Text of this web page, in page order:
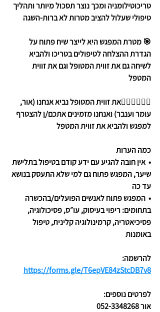
טריכוטילומניה ומכך נוצר תסכול מיותר ותהליך
טיפולי שעלול להציב מטרות לא ברות-השגה
🎯 מטרת המפגש היא לייצר שיח פתוח על
הגדרת ההצלחה לטיפולים בטריכו ולהביא
לשיחה גם את זווית המטופל וגם את זווית
המטפל
🙋🏻‍♂️🙋🏻‍♀️את זווית המטופל נביא אנחנו (אור,
עומר וענבר) ואנחנו מזמינים אתכם/ן להצטרף
למפגש ולהביא את זווית המטפל
כמה הערות
•⁠  ⁠אין חובה להגיע עם ידע קודם בטיפול בתלישת
שיער, המפגש פתוח גם למי שלא התעסק בנושא
עד כה
•⁠  ⁠המפגש פתוח לאנשים הפועלים/בהכשרה
בתחומים: ריפוי בעיסוק, עו״ס, פסיכולוגיה,
פסיכיאטריה, קרמינולוגיה קלינית, טיפול
באומנות
להרשמה:
https://forms.gle/T6epVE84zStcDB7v8
לפרטים נוספים:
אור 052-3348268